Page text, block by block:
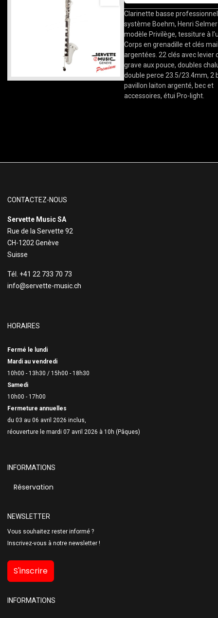
Clarinette basse
système Boehm, Henri
modèle Privilège, tessiture à
Corps en grenadille et clés
argentées. 22 clés avec levier
grave aux pouce, doubles
double perce 23.5/23.4mm, 2
pavillon laiton argenté, bec et
accessoires, étui Pro-light.
CONTACTEZ-NOUS
Servette Music SA
Rue de la Servette 92
CH-1202 Genève
Suisse
Tél. +41 22 733 70 73
info@servette-music.ch
HORAIRES
Fermé le lundi
Mardi au vendredi
10h00 - 13h30 / 15h00 - 18h30
Samedi
10h00 - 17h00
Fermeture annuelles
du 03 au 06 avril 2026 inclus,
réouverture le mardi 07 avril 2026 à 10h (Pâques)
INFORMATIONS
Réservation
NEWSLETTER
Vous souhaitez rester informé ?
Inscrivez-vous à notre newsletter !
S'inscrire
INFORMATIONS